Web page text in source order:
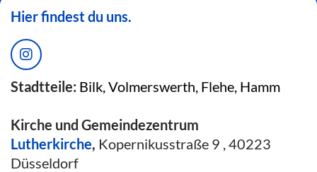
Hier findest du uns.
Stadtteile: Bilk, Volmerswerth, Flehe, Hamm
Kirche und Gemeindezentrum
Lutherkirche, Kopernikusstraße 9 , 40223
Düsseldorf